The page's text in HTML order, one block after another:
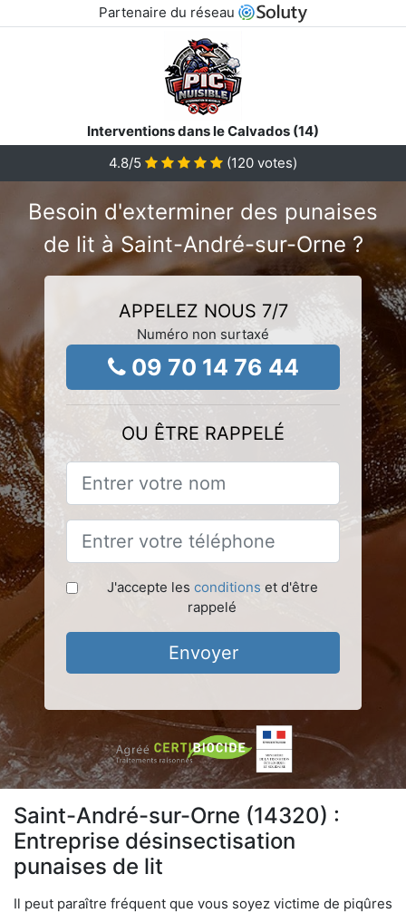
Partenaire du réseau
Interventions dans le Calvados (14)
4.8/5 (120 votes)
Besoin d'exterminer des punaises
de lit à Saint-André-sur-Orne ?
APPELEZ NOUS 7/7
Numéro non surtaxé
09 70 14 76 44
OU ÊTRE RAPPELÉ
J'accepte les conditions et d'être
rappelé
Envoyer
Saint-André-sur-Orne (14320) :
Entreprise désinsectisation
punaises de lit
Il peut paraître fréquent que vous soyez victime de piqûres